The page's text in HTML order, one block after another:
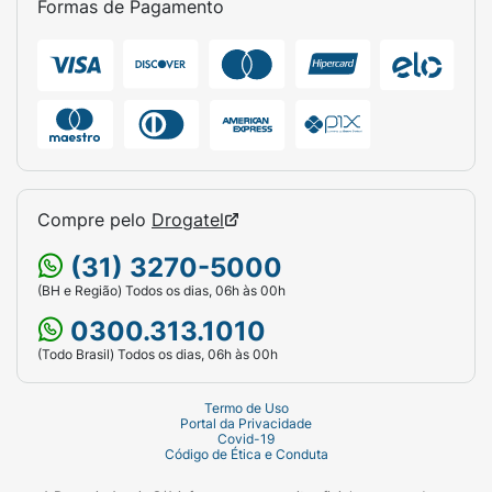
Formas de Pagamento
Compre pelo Drogatel
(31) 3270-5000
(BH e Região) Todos os dias, 06h às 00h
0300.313.1010
(Todo Brasil) Todos os dias, 06h às 00h
Termo de Uso
Portal da Privacidade
Covid-19
Código de Ética e Conduta